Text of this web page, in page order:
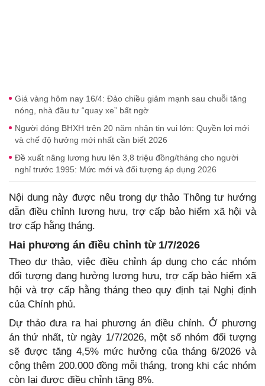
Giá vàng hôm nay 16/4: Đảo chiều giảm mạnh sau chuỗi tăng
nóng, nhà đầu tư “quay xe” bất ngờ
Người đóng BHXH trên 20 năm nhận tin vui lớn: Quyền lợi mới
và chế độ hưởng mới nhất cần biết 2026
Đề xuất nâng lương hưu lên 3,8 triệu đồng/tháng cho người
nghỉ trước 1995: Mức mới và đối tượng áp dụng 2026
Nội dung này được nêu trong dự thảo Thông tư hướng
dẫn điều chỉnh lương hưu, trợ cấp bảo hiểm xã hội và
trợ cấp hằng tháng.
Hai phương án điều chỉnh từ 1/7/2026
Theo dự thảo, việc điều chỉnh áp dụng cho các nhóm
đối tượng đang hưởng lương hưu, trợ cấp bảo hiểm xã
hội và trợ cấp hằng tháng theo quy định tại Nghị định
của Chính phủ.
Dự thảo đưa ra hai phương án điều chỉnh. Ở phương
án thứ nhất, từ ngày 1/7/2026, một số nhóm đối tượng
sẽ được tăng 4,5% mức hưởng của tháng 6/2026 và
cộng thêm 200.000 đồng mỗi tháng, trong khi các nhóm
còn lại được điều chỉnh tăng 8%.